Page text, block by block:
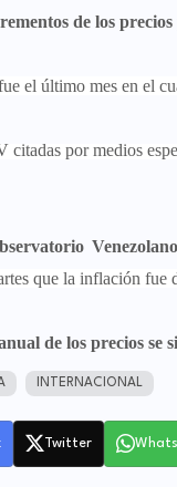
de los
el último mes en el
citadas por medios
que la inflación fue
de los precios se
INTERNACIONAL
Twitter